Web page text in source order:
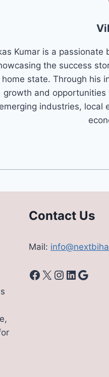
Kumar is a
the success
home state. Through his
growth and opportunities
emerging industries, local
Contact Us
Mail:
Facebook
X Instagram
LinkedIn